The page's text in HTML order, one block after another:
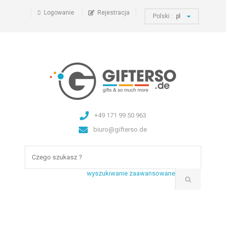
Logowanie Rejestracja Polski : pl
+49 171 99 50 963
biuro@gifterso.de
wyszukiwanie zaawansowane